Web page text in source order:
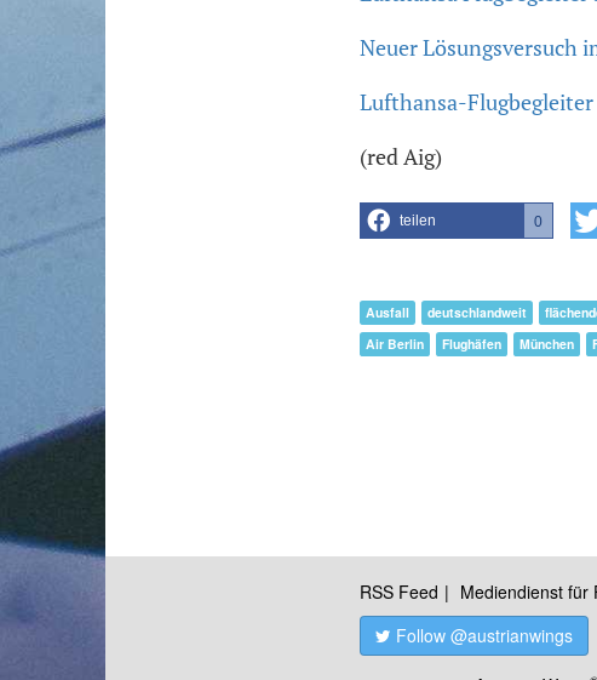
Neuer Lösungsversuch
Lufthansa-
(red Aig)
teilen 0
Ausfall deutschlandweit
Air Berlin
Flughäfen München
RSS Feed Mediendienst für
Follow @austrianwings